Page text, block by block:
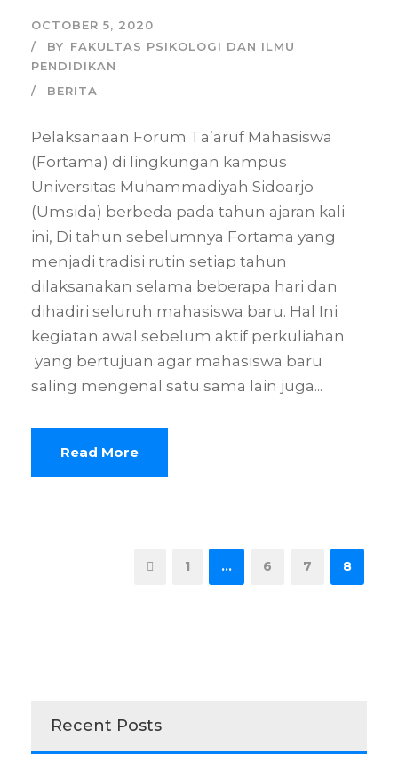
OCTOBER 5, 2020
BY FAKULTAS PSIKOLOGI DAN ILMU
PENDIDIKAN
BERITA
Pelaksanaan Forum Ta’aruf Mahasiswa
(Fortama) di lingkungan kampus
Universitas Muhammadiyah Sidoarjo
(Umsida) berbeda pada tahun ajaran kali
ini, Di tahun sebelumnya Fortama yang
menjadi tradisi rutin setiap tahun
dilaksanakan selama beberapa hari dan
dihadiri seluruh mahasiswa baru. Hal Ini
kegiatan awal sebelum aktif perkuliahan
yang bertujuan agar mahasiswa baru
saling mengenal satu sama lain juga...
Read More
1 … 6 7 8
Recent Posts